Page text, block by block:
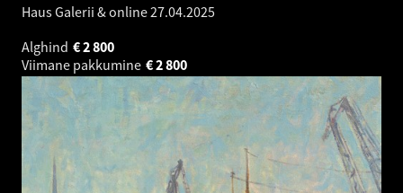
Haus Galerii & online27.04.2025
Alghind
2 800
€
Viimane pakkumine
2 800
€